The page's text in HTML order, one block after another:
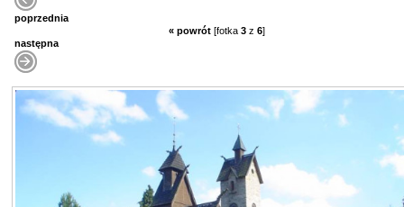
poprzednia
« powrót [fotka 3 z 6]
następna